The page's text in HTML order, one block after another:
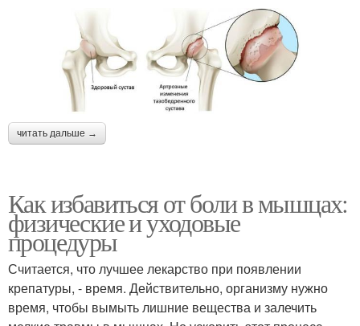
читать дальше →
Как избавиться от боли в мышцах:
физические и уходовые
процедуры
Считается, что лучшее лекарство при появлении
крепатуры, - время. Действительно, организму нужно
время, чтобы вымыть лишние вещества и залечить